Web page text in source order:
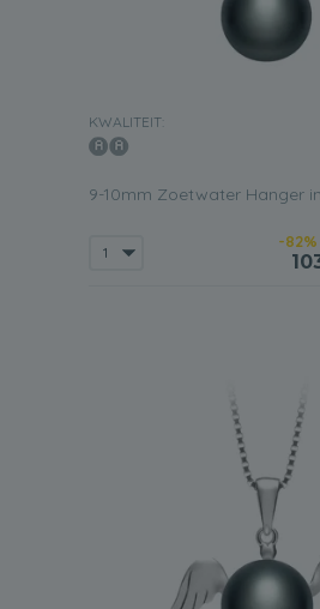
KWALITEIT:
9-10mm Zoetwater Hanger
-82%